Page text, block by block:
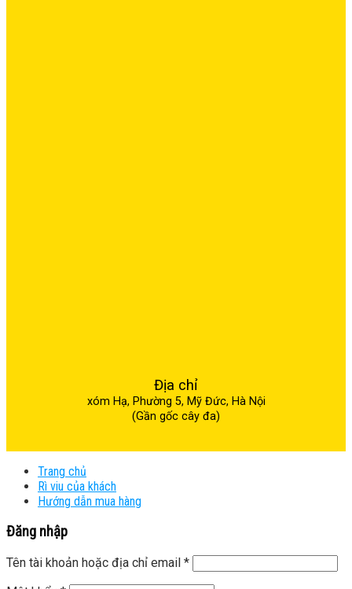
Địa chỉ
xóm Hạ, Phường 5, Mỹ Đức, Hà Nội
(Gần gốc cây đa)
Trang chủ
Rì viu của khách
Hướng dẫn mua hàng
Đăng nhập
Tên tài khoản hoặc địa chỉ email *